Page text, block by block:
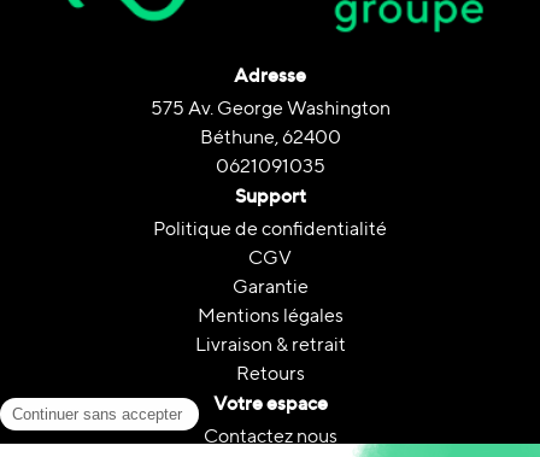
Adresse
575 Av. George Washington
Béthune, 62400
0621091035
Support
Politique de confidentialité
CGV
Garantie
Mentions légales
Livraison & retrait
Retours
Votre espace
Contactez nous